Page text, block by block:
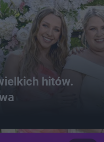
hitów.